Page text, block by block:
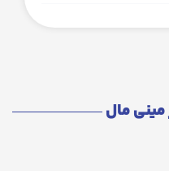
مینی مال